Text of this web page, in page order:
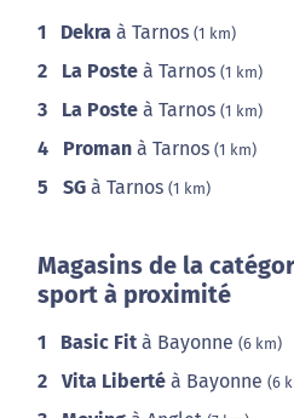
1 Dekra à Tarnos (1 km)
2 La Poste à Tarnos (1 km)
3 La Poste à Tarnos (1 km)
4 Proman à Tarnos (1 km)
5 SG à Tarnos (1 km)
Magasins de la
sport à proximité
1 Basic Fit à Bayonne (6 km)
2 Vita Liberté à Bayonne (6